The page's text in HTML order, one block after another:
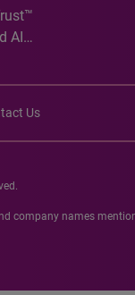
AI
Us
company names